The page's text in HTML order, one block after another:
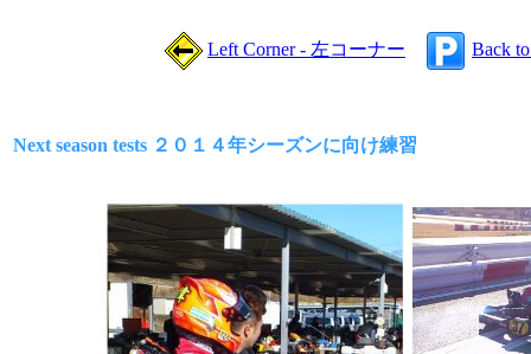
Left Corner - 左コーナー Back
Next season tests ２０１４年シーズンに向け練習